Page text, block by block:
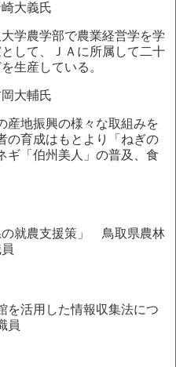
大義氏
学農学部で農業経営学を学
して、ＪＡに所属して二十
生産している。
大輔氏
振興の様々な取組みを
の育成はもとより「ねぎの
ギ「伯州美人」の普及、食
の就農支援策」 鳥取県農林
用した情報収集法につ
員